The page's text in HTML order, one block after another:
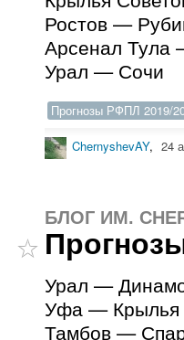
Ростов —
Арсенал Тула
Урал — Сочи
Прогнозы РФПЛ 2019/
ChernyshevAY, 24
БЛОГ ИМ.
Урал —
Уфа — Крылья
Тамбов —